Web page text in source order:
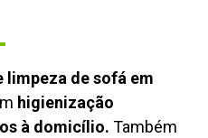
limpeza de sofá em
higienização
à domicílio. Também